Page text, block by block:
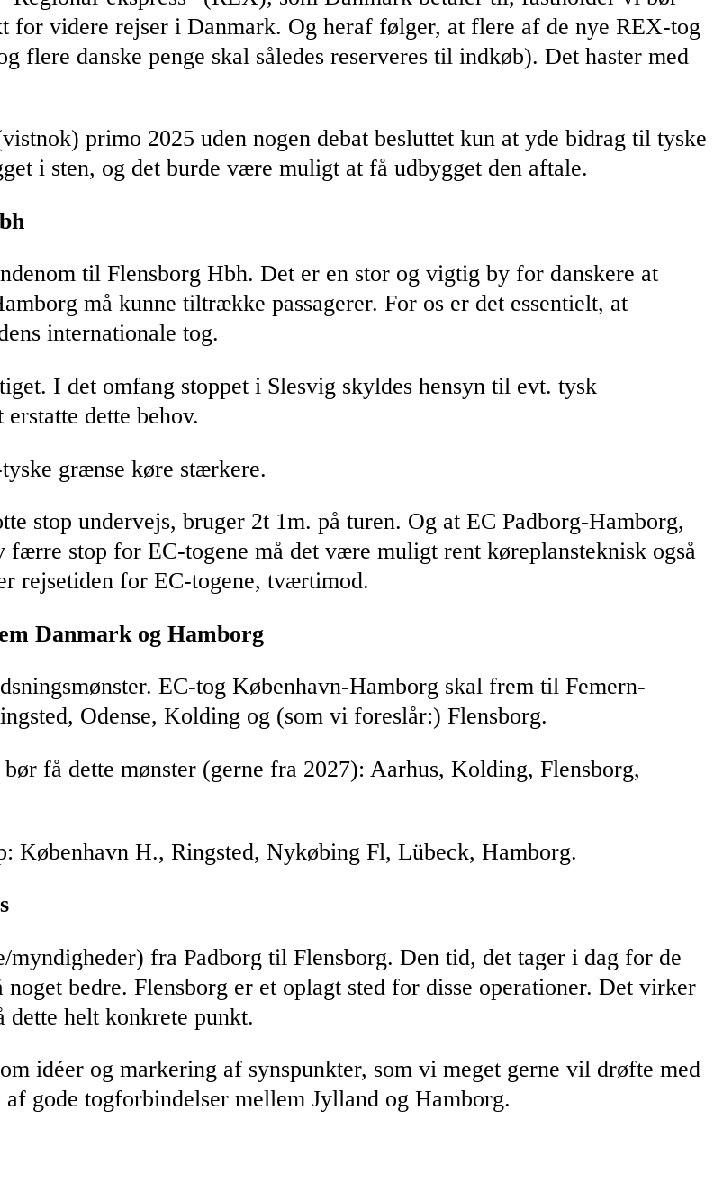
for videre rejser i Danmark. Og heraf følger, at flere af de nye REX-tog
flere danske penge skal således reserveres til indkøb). Det haster med
primo 2025 uden nogen debat besluttet kun at yde bidrag til tyske
i sten, og det burde være muligt at få udbygget den aftale.
til Flensborg Hbh. Det er en stor og vigtig by for danskere at
må kunne tiltrække passagerer. For os er det essentielt, at
internationale tog.
I det omfang stoppet i Slesvig skyldes hensyn til evt. tysk
dette behov.
grænse køre stærkere.
stop undervejs, bruger 2t 1m. på turen. Og at EC Padborg-Hamborg,
færre stop for EC-togene må det være muligt rent køreplansteknisk også
rejsetiden for EC-togene, tværtimod.
Danmark og Hamborg
EC-tog København-Hamborg skal frem til Femern-
Odense, Kolding og (som vi foreslår:) Flensborg.
få dette mønster (gerne fra 2027): Aarhus, Kolding, Flensborg,
København H., Ringsted, Nykøbing Fl, Lübeck, Hamborg.
fra Padborg til Flensborg. Den tid, det tager i dag for de
bedre. Flensborg er et oplagt sted for disse operationer. Det virker
dette helt konkrete punkt.
idéer og markering af synspunkter, som vi meget gerne vil drøfte med
gode togforbindelser mellem Jylland og Hamborg.